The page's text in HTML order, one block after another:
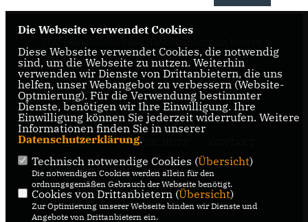
Westfalens
IMPRESSUM DATENSCHUTZ
CDU Kreisverband Borken
CDU NRW
Die Webseite verwendet Cookies
Diese Webseite verwendet Cookies, die notwendig
sind, um die Webseite zu nutzen. Weiterhin
verwenden wir Dienste von Drittanbietern, die uns
helfen, unser Webangebot zu verbessern (Website-
Optmierung). Für die Verwendung bestimmter
Dienste, benötigen wir Ihre Einwilligung. Ihre
Einwilligung können Sie jederzeit widerrufen. Weitere
Informationen finden Sie in unserer
Datenschutzerklärung.
Technisch notwendige Cookies (Übersicht)
Die notwendigen Cookies werden allein für den
ordnungsgemäßen Gebrauch der Webseite benötigt.
Cookies von Drittanbietern (Übersicht)
Zur Optimierung unserer Webseite binden wir Dienste und
Angebote von Drittanbietern ein.